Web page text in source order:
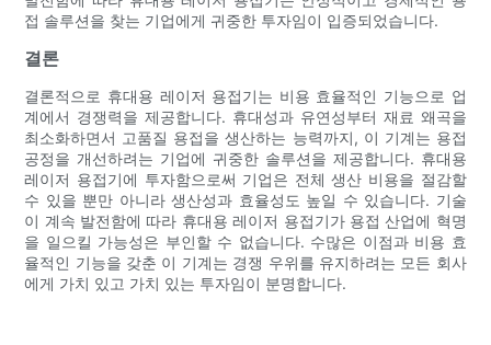
접 솔루션을 찾는 기업에게 귀중한 투자임이 입증되었습니다.
결론
결론적으로 휴대용 레이저 용접기는 비용 효율적인 기능으로 업
계에서 경쟁력을 제공합니다. 휴대성과 유연성부터 재료 왜곡을
최소화하면서 고품질 용접을 생산하는 능력까지, 이 기계는 용접
공정을 개선하려는 기업에 귀중한 솔루션을 제공합니다. 휴대용
레이저 용접기에 투자함으로써 기업은 전체 생산 비용을 절감할
수 있을 뿐만 아니라 생산성과 효율성도 높일 수 있습니다. 기술
이 계속 발전함에 따라 휴대용 레이저 용접기가 용접 산업에 혁명
을 일으킬 가능성은 부인할 수 없습니다. 수많은 이점과 비용 효
율적인 기능을 갖춘 이 기계는 경쟁 우위를 유지하려는 모든 회사
에게 가치 있고 가치 있는 투자임이 분명합니다.